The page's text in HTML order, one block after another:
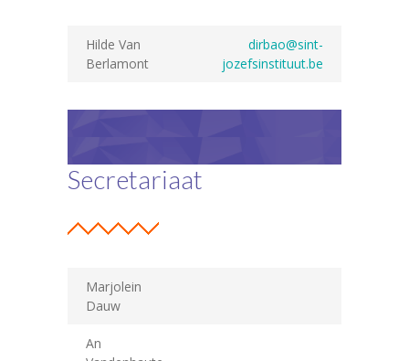
-- Warme maaltijden
-- Belangrijke informatie
Oudercomité
Hilde Van
Berlamont
dirbao@sint-
jozefsinstituut.be
Secretariaat
Marjolein
Dauw
An